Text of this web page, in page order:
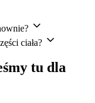
ciała?
tu dla